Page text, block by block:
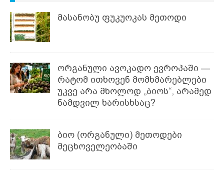
მასანობუ ფუკუოკას მეთოდი
ორგანული ავოკადო ევროპაში —
რატომ ითხოვენ მომხმარებლები
უკვე არა მხოლოდ „ბიოს“, არამედ
ნამდვილ ხარისხსაც?
ბიო (ორგანული) მეთოდები
მეცხოველეობაში